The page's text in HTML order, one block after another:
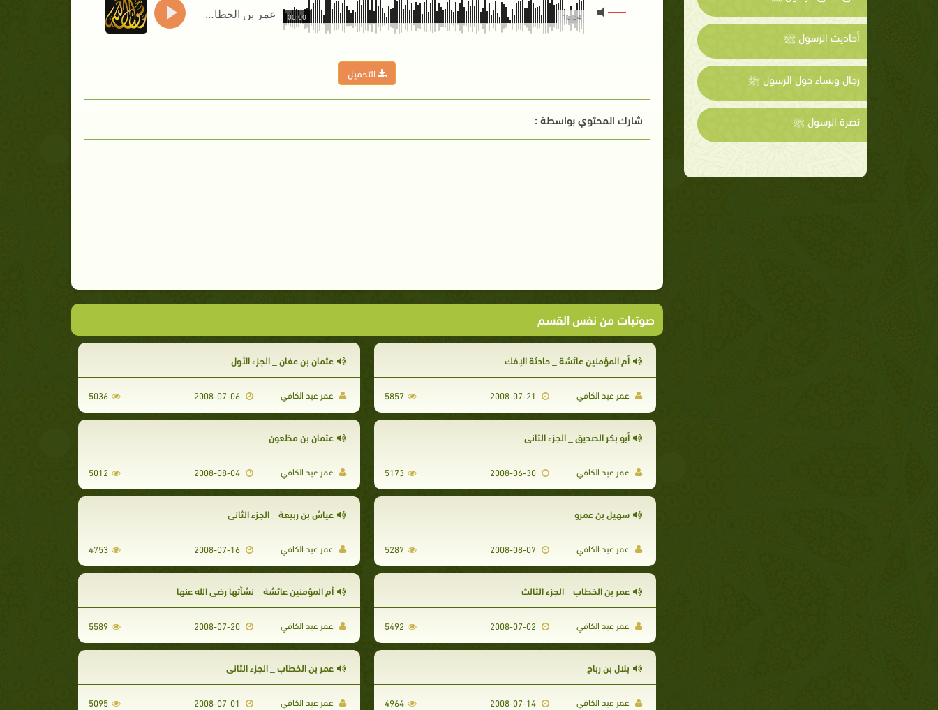
أحاديث الرسول ﷺ
رجال ونساء حول الرسول ﷺ
نصرة الرسول ﷺ
عمر بن الخطاب _الجزء الرابع 10:34
00:00
التحميل
شارك المحتوي بواسطة :
صوتيات من نفس القسم
أم المؤمنين عائشة _ حادثة الإفك
عمر عبد الكافي 5857
عثمان بن عفان _ الجزء الأول
عمر عبد الكافي 5036
أبو بكر الصديق _ الجزء الثاني
عمر عبد الكافي 5173
عثمان بن مظعون
عمر عبد الكافي 5012
سهيل بن عمرو
عمر عبد الكافي 5287
عياش بن ربيعة _ الجزء الثاني
عمر عبد الكافي 4753
عمر بن الخطاب _ الجزء الثالث
عمر عبد الكافي 5492
أم المؤمنين عائشة _ نشأتها رضي الله عنها
عمر عبد الكافي 5589
بلال بن رباح
عمر عبد الكافي 4964
عمر بن الخطاب _ الجزء الثاني
عمر عبد الكافي 5095